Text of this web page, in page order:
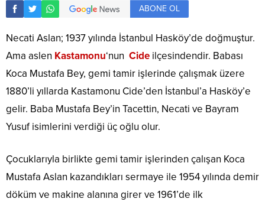
ABONE OL
Necati Aslan; 1937 yılında İstanbul Hasköy’de doğmuştur.
Ama aslen Kastamonu‘nun Cide ilçesindendir. Babası
Koca Mustafa Bey, gemi tamir işlerinde çalışmak üzere
1880’li yıllarda Kastamonu Cide’den İstanbul’a Hasköy’e
gelir. Baba Mustafa Bey’in Tacettin, Necati ve Bayram
Yusuf isimlerini verdiği üç oğlu olur.
Çocuklarıyla birlikte gemi tamir işlerinden çalışan Koca
Mustafa Aslan kazandıkları sermaye ile 1954 yılında demir
döküm ve makine alanına girer ve 1961’de ilk